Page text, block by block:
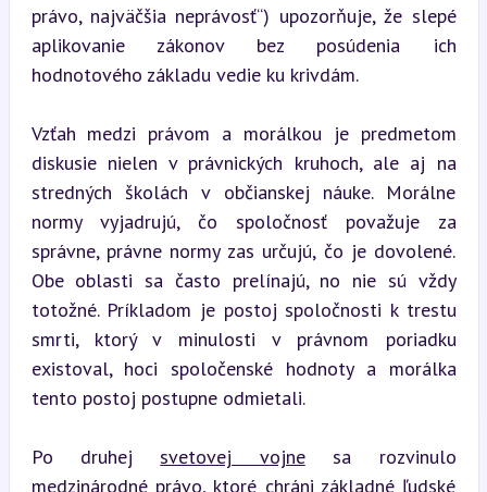
právo, najväčšia neprávosť“) upozorňuje, že slepé
aplikovanie zákonov bez posúdenia ich
hodnotového základu vedie ku krivdám.
Vzťah medzi právom a morálkou je predmetom
diskusie nielen v právnických kruhoch, ale aj na
stredných školách v občianskej náuke. Morálne
normy vyjadrujú, čo spoločnosť považuje za
správne, právne normy zas určujú, čo je dovolené.
Obe oblasti sa často prelínajú, no nie sú vždy
totožné. Príkladom je postoj spoločnosti k trestu
smrti, ktorý v minulosti v právnom poriadku
existoval, hoci spoločenské hodnoty a morálka
tento postoj postupne odmietali.
Po druhej svetovej vojne sa rozvinulo
medzinárodné právo, ktoré chráni základné ľudské